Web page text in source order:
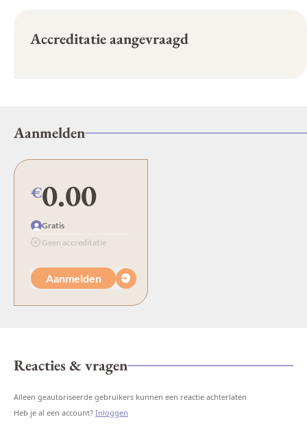
Accreditatie aangevraagd
Aanmelden
€0.00
Gratis
Geen accreditatie
Aanmelden
Reacties & vragen
Alleen geautoriseerde gebruikers kunnen een reactie achterlaten
Heb je al een account? Inloggen